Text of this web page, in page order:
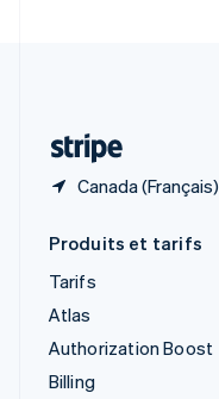
Canada (Français)
Produits et tarifs
Tarifs
Atlas
Authorization Boost
Billing